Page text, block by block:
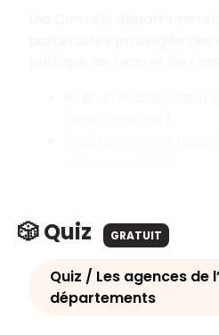
🎲 Quiz GRATUIT
Quiz / Les agences de
départements